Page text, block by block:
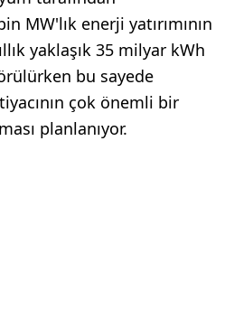
MW'lık enerji yatırımının
yaklaşık 35 milyar kWh
bu sayede
çok önemli bir
planlanıyor.